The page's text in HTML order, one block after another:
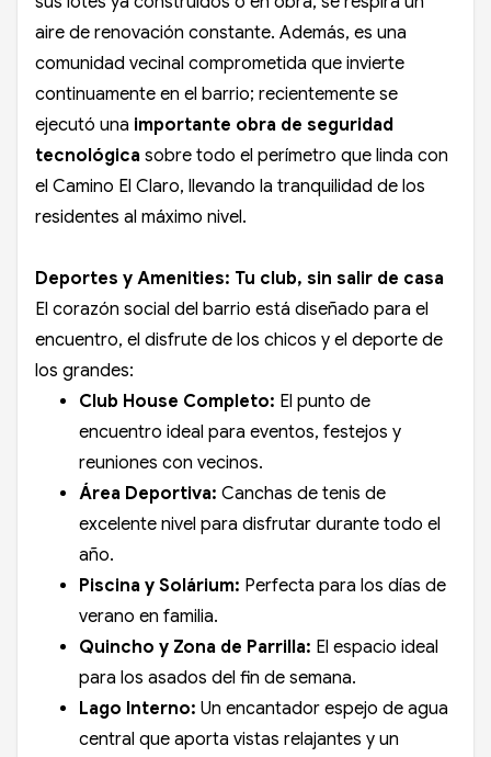
aire de renovación constante. Además, es una
comunidad vecinal comprometida que invierte
continuamente en el barrio; recientemente se
ejecutó una importante obra de seguridad
tecnológica sobre todo el perímetro que linda con
el Camino El Claro, llevando la tranquilidad de los
residentes al máximo nivel.
Deportes y Amenities: Tu club, sin salir de casa
El corazón social del barrio está diseñado para el
encuentro, el disfrute de los chicos y el deporte de
los grandes:
Club House Completo: El punto de
encuentro ideal para eventos, festejos y
reuniones con vecinos.
Área Deportiva: Canchas de tenis de
excelente nivel para disfrutar durante todo el
año.
Piscina y Solárium: Perfecta para los días de
verano en familia.
Quincho y Zona de Parrilla: El espacio ideal
para los asados del fin de semana.
Lago Interno: Un encantador espejo de agua
central que aporta vistas relajantes y un